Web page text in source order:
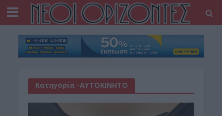
Κατηγορία -ΑΥΤΟΚΙΝΗΤΟ